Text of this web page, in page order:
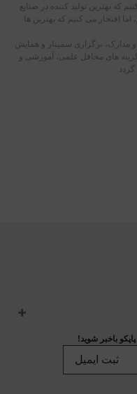
که بهترین تولید کننده در صنایع
افتخار می کنیم که بهترین ها
مدارک، برگزاری سمینار و همایش
گزینه های محافل علمی، آموزشی و
باخبر شوید!
ثبت ایمیل